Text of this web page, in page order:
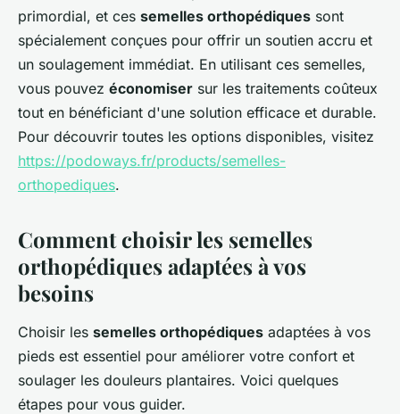
primordial, et ces semelles orthopédiques sont
spécialement conçues pour offrir un soutien accru et
un soulagement immédiat. En utilisant ces semelles,
vous pouvez économiser sur les traitements coûteux
tout en bénéficiant d'une solution efficace et durable.
Pour découvrir toutes les options disponibles, visitez
https://podoways.fr/products/semelles-
orthopediques.
Comment choisir les semelles
orthopédiques adaptées à vos
besoins
Choisir les semelles orthopédiques adaptées à vos
pieds est essentiel pour améliorer votre confort et
soulager les douleurs plantaires. Voici quelques
étapes pour vous guider.